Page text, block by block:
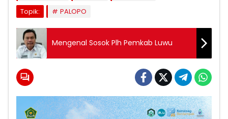
Topik:
PALOPO
Mengenal Sosok Plh Pemkab Luwu